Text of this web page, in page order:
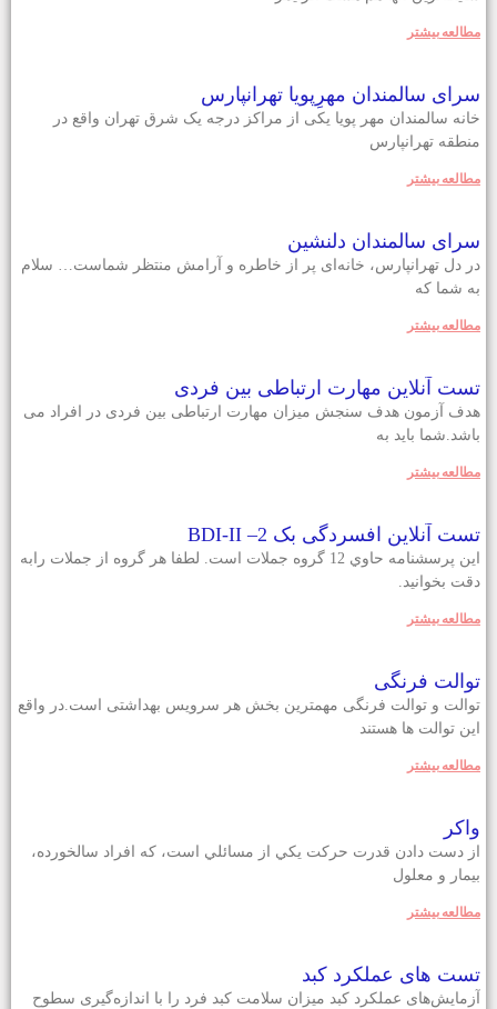
مطالعه بيشتر
سرای سالمندان مهرِپویا تهرانپارس
خانه سالمندان مهر پویا یکی از مراکز درجه یک شرق تهران واقع در
منطقه تهرانپارس
مطالعه بيشتر
سرای سالمندان دلنشین
در دل تهرانپارس، خانه‌ای پر از خاطره و آرامش منتظر شماست… سلام
به شما که
مطالعه بيشتر
تست آنلاین مهارت ارتباطی بین فردی
هدف آزمون هدف سنجش میزان مهارت ارتباطی بین فردی در افراد می
باشد.شما بايد به
مطالعه بيشتر
تست آنلاين افسردگی بک 2– BDI-II
اين پرسشنامه حاوي 12 گروه جملات است. لطفا هر گروه از جملات رابه
دقت بخوانيد.
مطالعه بيشتر
توالت فرنگی
توالت و توالت فرنگی مهمترین بخش هر سرویس بهداشتی است.در واقع
این توالت ها هستند
مطالعه بيشتر
واکر
از دست دادن قدرت حرکت يکي از مسائلي است، که افراد سالخورده،
بيمار و معلول
مطالعه بيشتر
تست های عملکرد کبد
آزمایش‌های عملکرد کبد میزان سلامت کبد فرد را با اندازه‌گیری سطوح